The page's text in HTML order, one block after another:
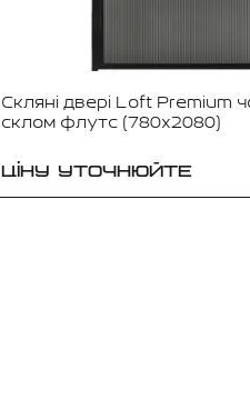
Скляні двері Loft Premium
склом флутс (780x2080)
ЦІНУ УТОЧНЮЙТЕ